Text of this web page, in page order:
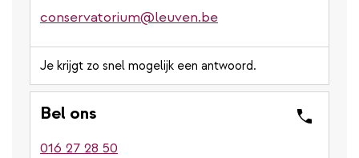
conservatorium@leuven.be
Je krijgt zo snel mogelijk een antwoord.
Bel ons
016 27 28 50